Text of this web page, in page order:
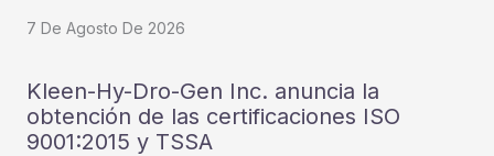
7 De Agosto De 2026
Kleen-Hy-Dro-Gen Inc. anuncia la
obtención de las certificaciones ISO
9001:2015 y TSSA